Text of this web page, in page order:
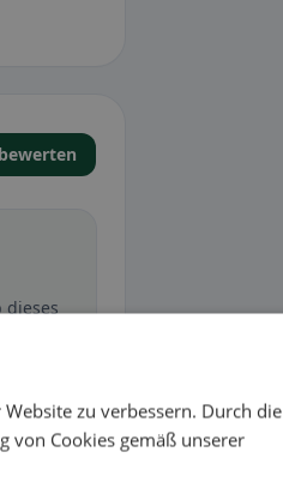
dieses
zu verbessern. Durch die
von Cookies gemäß unserer